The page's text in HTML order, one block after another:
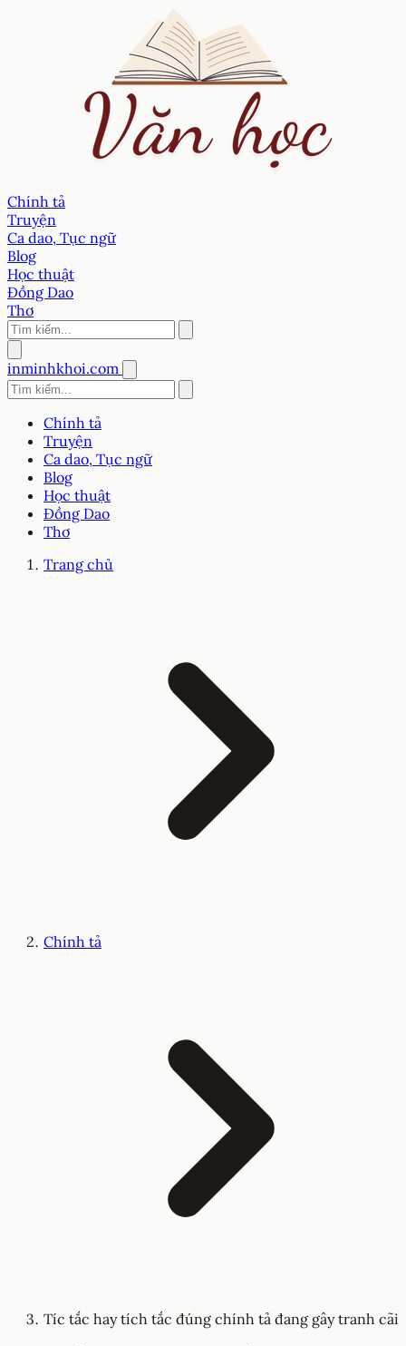
Chính tả
Truyện
Ca dao, Tục ngữ
Blog
Học thuật
Đồng Dao
Thơ
inminhkhoi.com
Chính tả
Truyện
Ca dao, Tục ngữ
Blog
Học thuật
Đồng Dao
Thơ
Trang chủ
Chính tả
Tíc tắc hay tích tắc đúng chính tả đang gây tranh cãi